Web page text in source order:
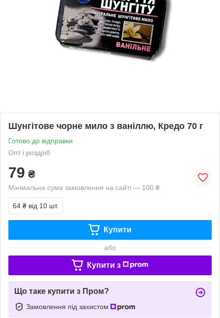
Шунгітове чорне мило з ваніллю, Кредо 70 г
Готово до відправки
Опт і роздріб
79 ₴
Мінімальна сума замовлення на сайті — 100 ₴
64 ₴ від 10 шт.
Купити
або
Купити з
Що таке купити з Пром?
Замовлення під захистом